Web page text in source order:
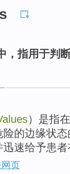
，指用于判
）是指
的边缘状
速给予患
页